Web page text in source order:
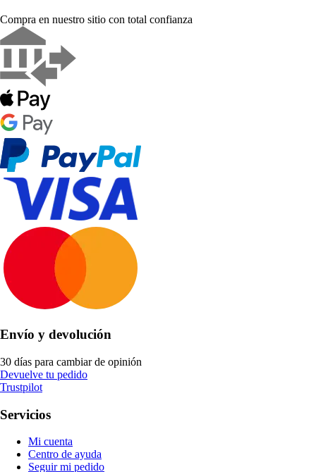
Compra en nuestro sitio con total confianza
Envío y devolución
30 días para cambiar de opinión
Devuelve tu pedido
Trustpilot
Servicios
Mi cuenta
Centro de ayuda
Seguir mi pedido